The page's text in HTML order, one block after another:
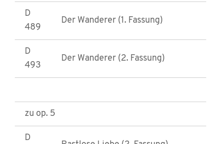
D
489
Der Wanderer (1. Fassung)
D
493
Der Wanderer (2. Fassung)
zu op. 5
D